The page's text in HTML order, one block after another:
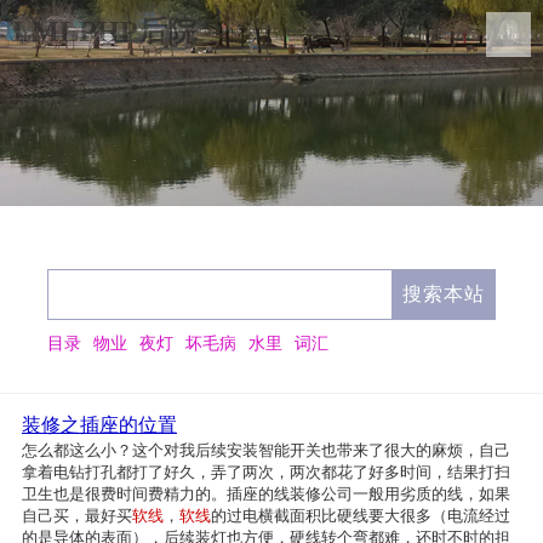
LMLPHP后院
目录 物业 夜灯 坏毛病 水里 词汇
装修之插座的位置
怎么都这么小？这个对我后续安装智能开关也带来了很大的麻烦，自己
拿着电钻打孔都打了好久，弄了两次，两次都花了好多时间，结果打扫
卫生也是很费时间费精力的。插座的线装修公司一般用劣质的线，如果
自己买，最好买软线 ， 软线的过电横截面积比硬线要大很多（电流经过
的是导体的表面），后续装灯也方便，硬线转个弯都难，还时不时的担